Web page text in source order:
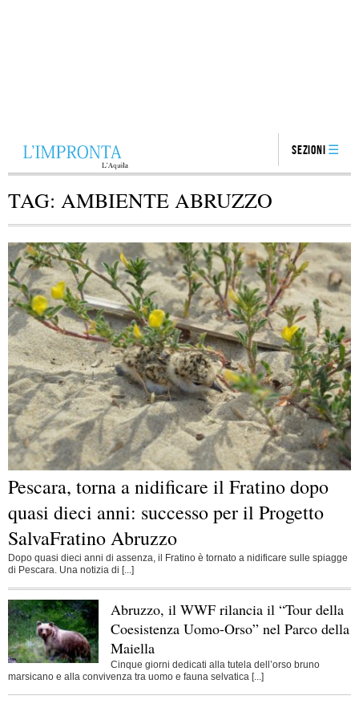
Sezioni
TAG: AMBIENTE ABRUZZO
Pescara, torna a nidificare il Fratino dopo
quasi dieci anni: successo per il Progetto
SalvaFratino Abruzzo
Dopo quasi dieci anni di assenza, il Fratino è tornato a nidificare sulle spiagge
di Pescara. Una notizia di [...]
Abruzzo, il WWF rilancia il “Tour della
Coesistenza Uomo-Orso” nel Parco della
Maiella
Cinque giorni dedicati alla tutela dell’orso bruno
marsicano e alla convivenza tra uomo e fauna selvatica [...]